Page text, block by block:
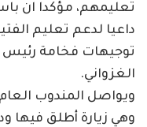
تعليمهم، مؤكدا ان
داعيا لدعم تعليم
توجيهات فخامة رئيس
الغزواني.
ويواصل المندوب العام